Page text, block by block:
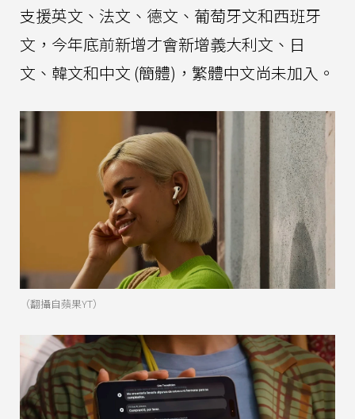
支援英文、法文、德文、葡萄牙文和西班牙
文，今年底前新增才會新增義大利文、日
文、韓文和中文 (簡體)，繁體中文尚未加入。
（翻攝自蘋果YT）